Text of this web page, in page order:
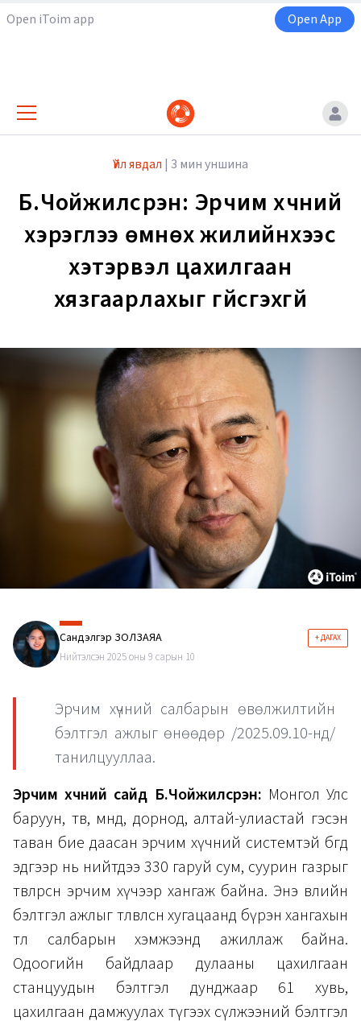
Open iToim app Open App
Үйл явдал | 3 мин уншина
Б.Чойжилсүрэн: Эрчим хүчний
хэрэглээ өмнөх жилийнхээс
хэтэрвэл цахилгаан
хязгаарлахыг үгүйсгэхгүй
Сандэлгэр ЗОЛЗАЯА + ДАГАХ
Нийтэлсэн 2025 оны 9 сарын 10
Эрчим хүчний салбарын өвөлжилтийн
бэлтгэл ажлыг өнөөдөр /2025.09.10-нд/
танилцууллаа.
Эрчим хүчний сайд Б.Чойжилсүрэн: Монгол Улс
баруун, төв, өмнөд, дорнод, алтай-улиастай гэсэн
таван бие даасан эрчим хүчний системтэй бөгөөд
эдгээр нь нийтдээ 330 гаруй сум, суурин газрыг
төвлөрсөн эрчим хүчээр хангаж байна. Энэ өвлийн
бэлтгэл ажлыг төлөвлөсөн хугацаанд бүрэн хангахын
төлөө салбарын хэмжээнд ажиллаж байна.
Одоогийн байдлаар дулааны цахилгаан
станцуудын бэлтгэл дунджаар 61 хувь,
цахилгаан дамжуулах түгээх сүлжээний бэлтгэл